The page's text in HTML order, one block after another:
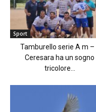
Sport
Tamburello serie A m – Il
Ceresara ha un sogno
tricolore...